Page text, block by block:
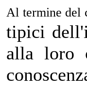
Al termine del
tipici
alla loro